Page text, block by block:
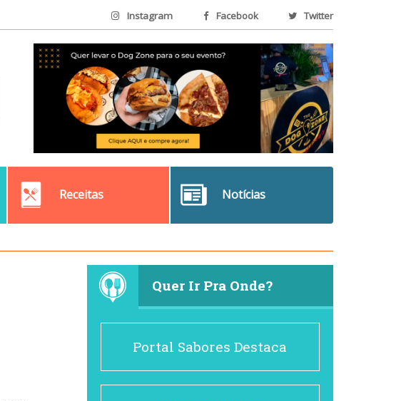
Instagram Facebook Twitter
Receitas Notícias
Quer Ir Pra Onde?
Portal Sabores Destaca